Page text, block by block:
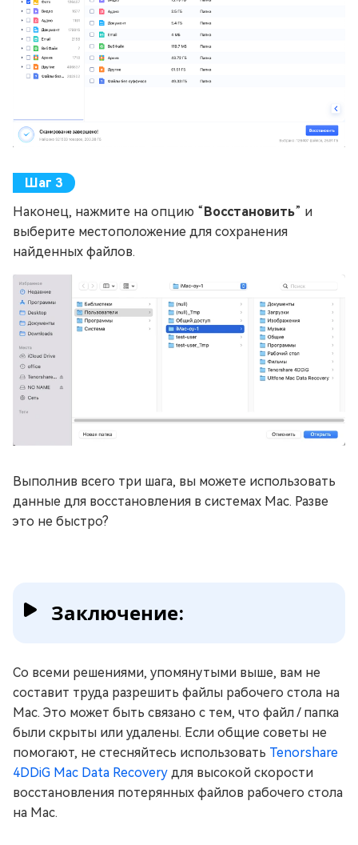
Наконец, нажмите на опцию “Восстановить” и
выберите местоположение для сохранения
найденных файлов.
Выполнив всего три шага, вы можете использовать
данные для восстановления в системах Mac. Разве
это не быстро?
Заключение:
Со всеми решениями, упомянутыми выше, вам не
составит труда разрешить файлы рабочего стола на
Mac. Это может быть связано с тем, что файл / папка
были скрыты или удалены. Если общие советы не
помогают, не стесняйтесь использовать Tenorshare
4DDiG Mac Data Recovery для высокой скорости
восстановления потерянных файлов рабочего стола
на Mac.